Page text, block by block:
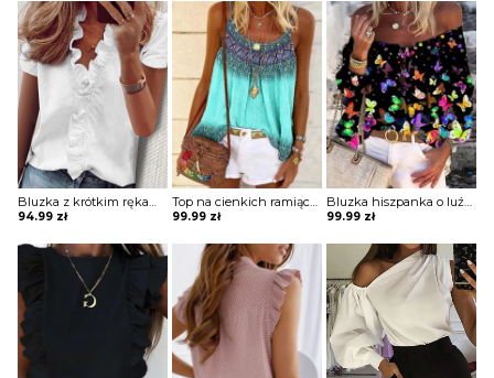
94.99 zł
Top na cienkich ramiączkach o luźnym kroju
99.99 zł 99.99 zł